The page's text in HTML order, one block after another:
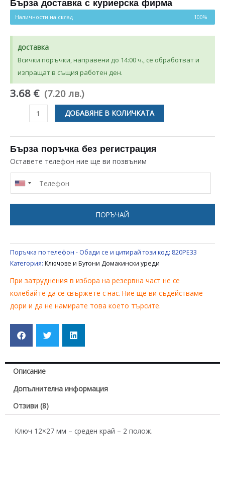
на
потребителски
оценки
Бърза доставка с куриерска фирма
Наличности на склад 100%
доставка
Всички поръчки, направени до 14:00 ч., се обработват и
изпращат в същия работен ден.
3.68 € (7.20 лв.)
количество
КЛЮЧ
12Х27
ММ
СЪС
СРЕДЕН
ДВЕ
ДОБАВЯНЕ В КОЛИЧКАТА
Бърза поръчка без регистрация
Оставете телефон ние ще ви позвъним
ПОРЪЧАЙ
Поръчка по телефон - Обади се и цитирай този код: 820PE33
Категория: Ключове и Бутони Домакински уреди
При затруднения в избора на резервна част не се
колебайте да се свържете с нас. Ние ще ви съдействаме
дори и да не намирате това което търсите.
Описание
Допълнителна информация
Отзиви (8)
Ключ 12×27 мм – среден край – 2 полож.